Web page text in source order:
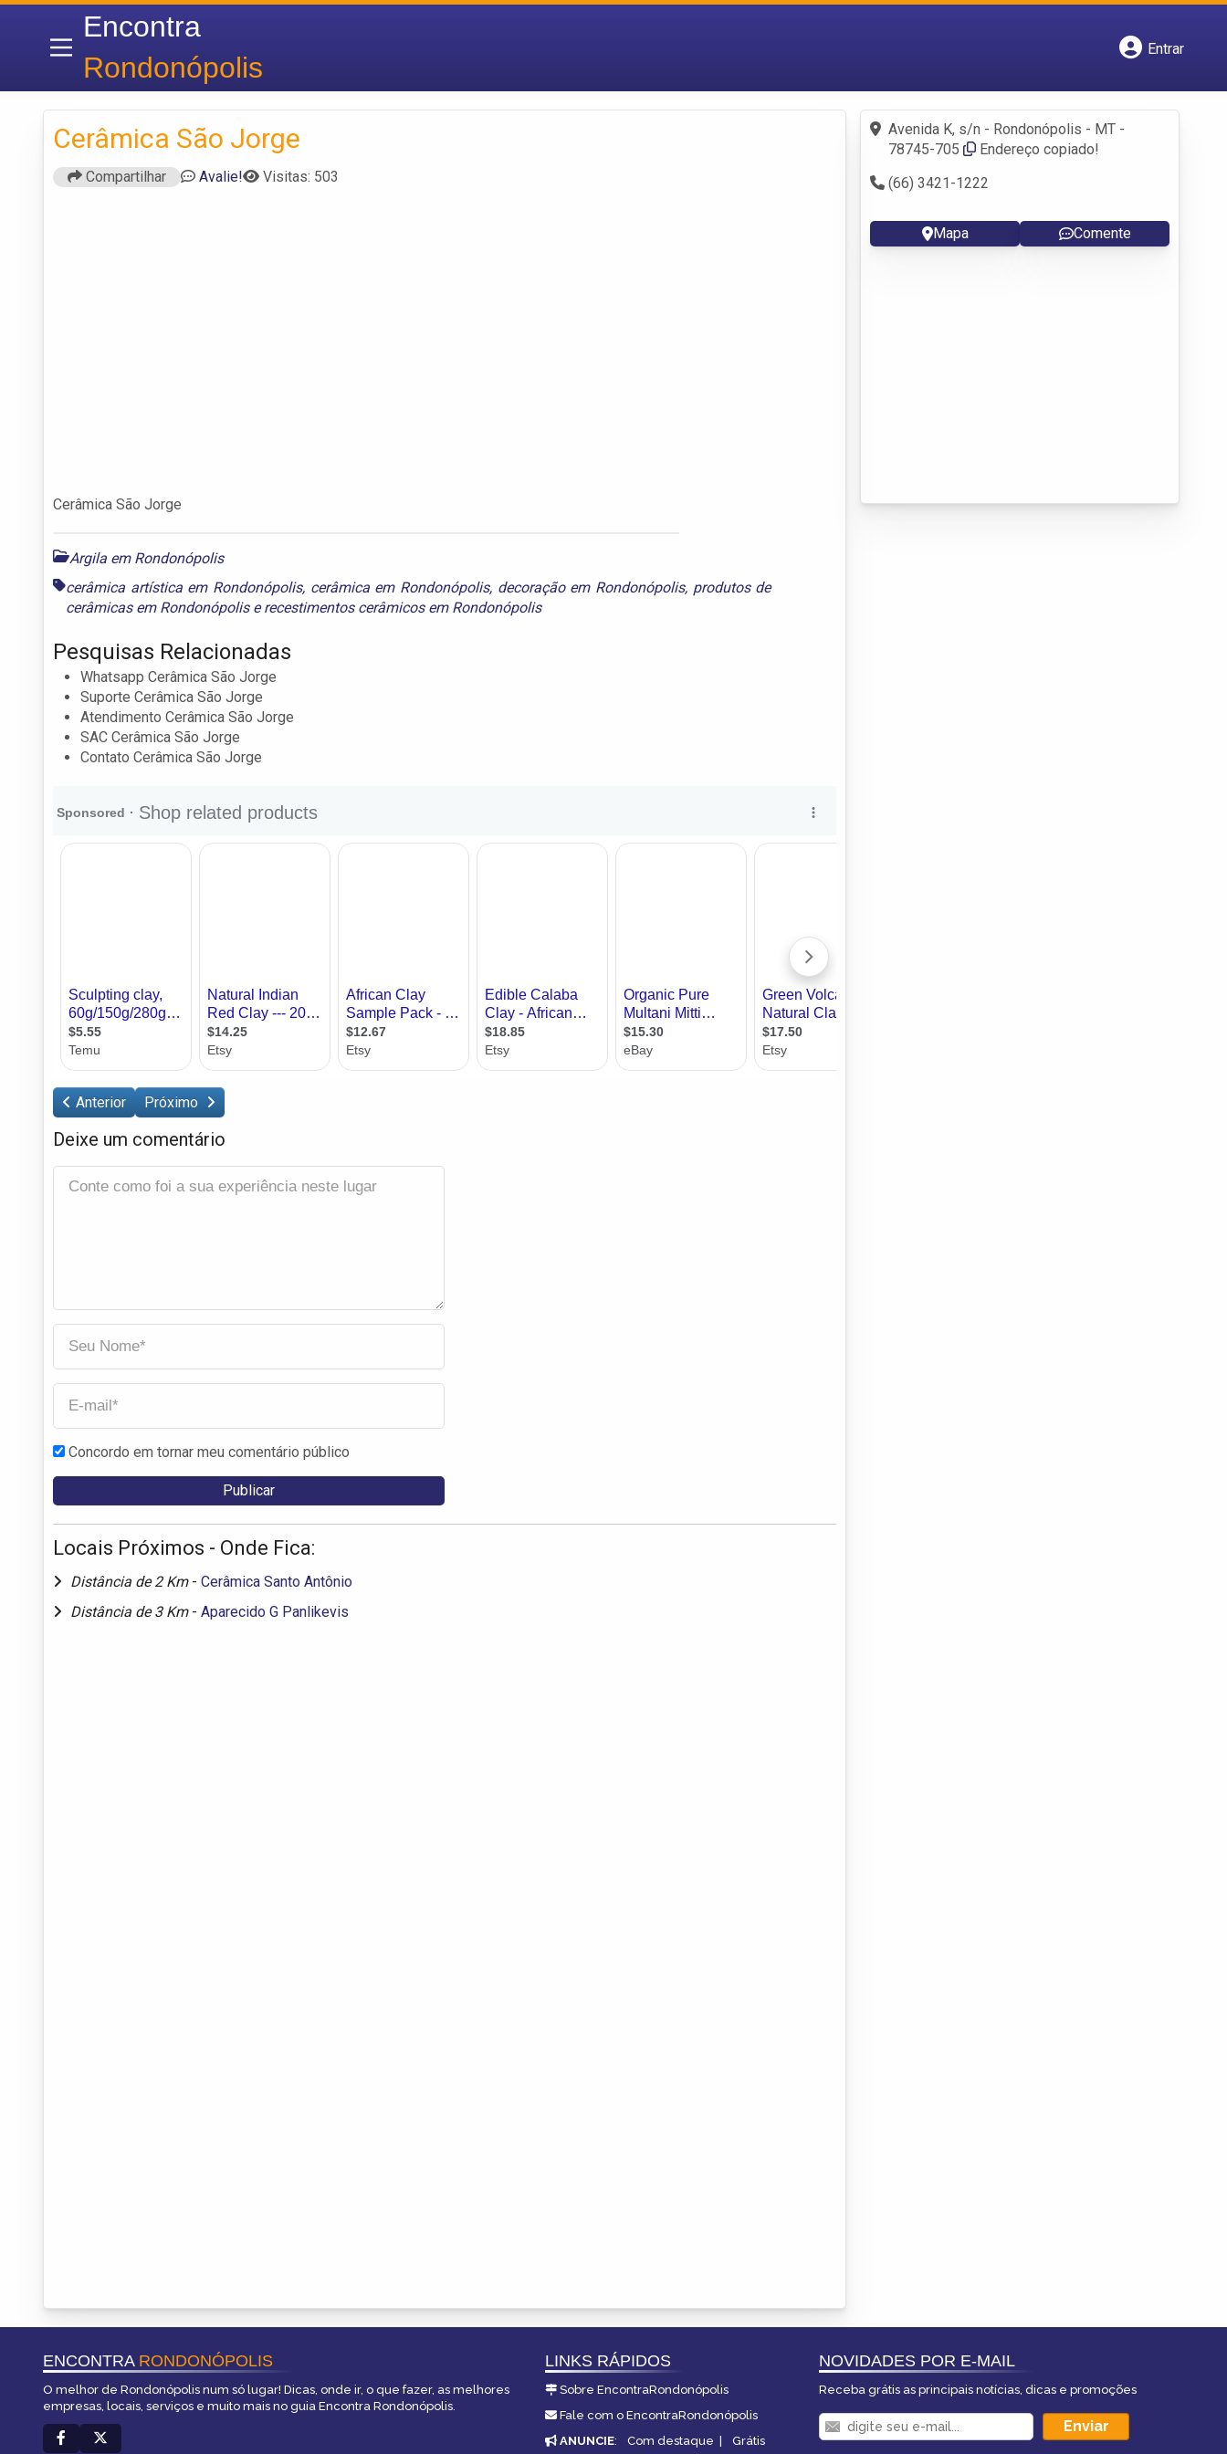
Encontra
Rondonópolis
Entrar
Cerâmica São Jorge
Compartilhar Avalie! Visitas: 503
Cerâmica São Jorge
Argila em Rondonópolis
cerâmica artística em Rondonópolis, cerâmica em Rondonópolis, decoração em Rondonópolis, produtos de
cerâmicas em Rondonópoliserecestimentos cerâmicos em Rondonópolis
Pesquisas Relacionadas
Whatsapp Cerâmica São Jorge
Suporte Cerâmica São Jorge
Atendimento Cerâmica São Jorge
SAC Cerâmica São Jorge
Contato Cerâmica São Jorge
Anterior Próximo
Deixe um comentário
Concordo em tornar meu comentário público
Locais Próximos - Onde Fica:
Distância de 2 Km - Cerâmica Santo Antônio
Distância de 3 Km - Aparecido G Panlikevis
Avenida K, s/n - Rondonópolis - MT -
78745-705
Endereço copiado!
(66) 3421-1222
Mapa Comente
ENCONTRA RONDONÓPOLIS
O melhor de Rondonópolis num só lugar! Dicas, onde ir, o que fazer, as melhores
empresas, locais, serviços e muito mais no guia Encontra Rondonópolis.
LINKS RÁPIDOS
Sobre EncontraRondonópolis
Fale com o EncontraRondonópolis
ANUNCIE: Com destaque | Grátis
NOVIDADES POR E-MAIL
Receba grátis as principais notícias, dicas e promoções